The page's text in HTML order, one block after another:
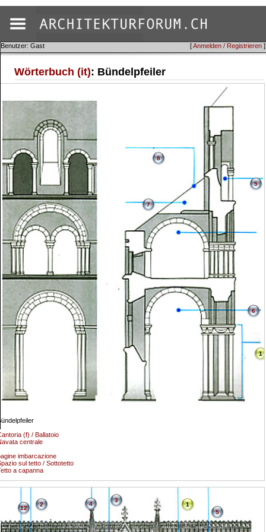
[Anmelden / Registrieren ]
Benutzer: Gast
Wörterbuch (it): Bündelpfeiler
1
(f) / Ballatoio
centrale
5
imbarcazione
6
sul tetto / Sottotetto
7
a capanna
8
1
2
3
4
5
12